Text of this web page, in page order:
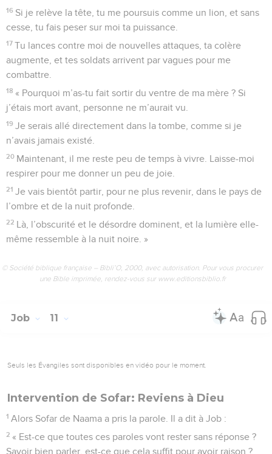
16 Si je relève la tête, tu me poursuis comme un lion, et sans
cesse, tu fais peser sur moi ta puissance.
17 Tu lances contre moi de nouvelles attaques, ta colère
augmente, et tes soldats arrivent par vagues pour me
combattre.
18 « Pourquoi m’as-tu fait sortir du ventre de ma mère ? Si
j’étais mort avant, personne ne m’aurait vu.
19 Je serais allé directement dans la tombe, comme si je
n’avais jamais existé.
20 Maintenant, il me reste peu de temps à vivre. Laisse-moi
respirer pour me donner un peu de joie.
21 Je vais bientôt partir, pour ne plus revenir, dans le pays de
l’ombre et de la nuit profonde.
22 Là, l’obscurité et le désordre dominent, et la lumière elle-
même ressemble à la nuit noire. »
© Société biblique française – Bibli’O, 2000, avec autorisation. Pour vous procurer
une Bible imprimée, rendez-vous sur www.editionsbiblio.fr
Job 11
Seuls les Évangiles sont disponibles en vidéo pour le moment.
Intervention de Sofar: Reviens à Dieu
1 Alors Sofar de Naama a pris la parole. Il a dit à Job :
2 « Est-ce que toutes ces paroles vont rester sans réponse ?
Savoir bien parler, est-ce que cela suffit pour avoir raison ?